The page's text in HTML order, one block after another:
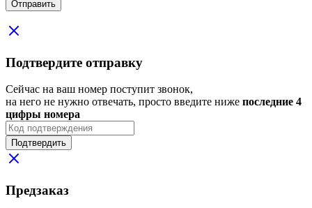
Подтвердите отправку
Сейчас на ваш номер поступит звонок,
на него не нужно отвечать, просто введите ниже последние 4
цифры номера
Подтвердить
Предзаказ